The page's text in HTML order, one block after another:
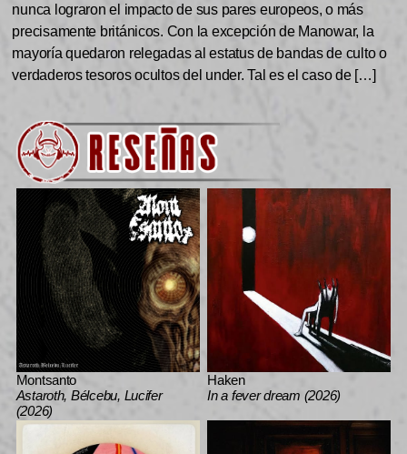
nunca lograron el impacto de sus pares europeos, o más
precisamente británicos. Con la excepción de Manowar, la
mayoría quedaron relegadas al estatus de bandas de culto o
verdaderos tesoros ocultos del under. Tal es el caso de […]
Montsanto
Astaroth, Bélcebu, Lucifer
(2026)
Haken
In a fever dream (2026)